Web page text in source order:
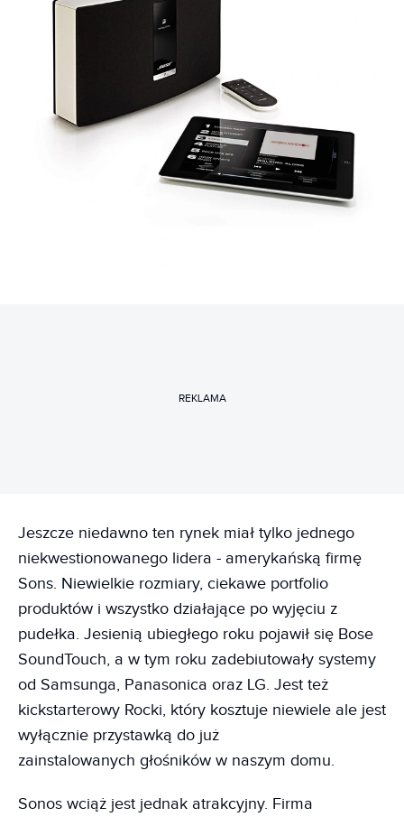
REKLAMA
Jeszcze niedawno ten rynek miał tylko jednego
niekwestionowanego lidera - amerykańską firmę
Sons. Niewielkie rozmiary, ciekawe portfolio
produktów i wszystko działające po wyjęciu z
pudełka. Jesienią ubiegłego roku pojawił się Bose
SoundTouch, a w tym roku zadebiutowały systemy
od Samsunga, Panasonica oraz LG. Jest też
kickstarterowy Rocki, który kosztuje niewiele ale jest
wyłącznie przystawką do już
zainstalowanych głośników w naszym domu.
Sonos wciąż jest jednak atrakcyjny. Firma